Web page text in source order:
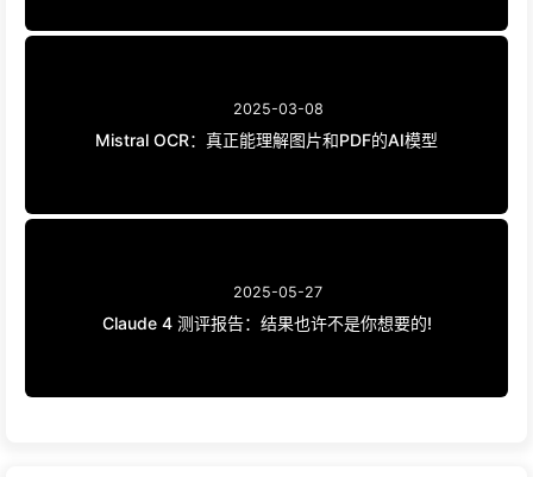
2025-03-08
Mistral OCR：真正能理解图片和PDF的AI模型
2025-05-27
Claude 4 测评报告：结果也许不是你想要的!